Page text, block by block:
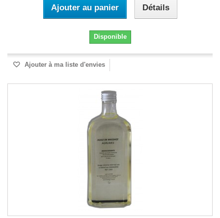
Ajouter au panier Détails
Disponible
Ajouter à ma liste d'envies